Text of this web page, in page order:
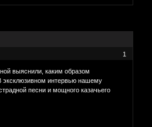
1
выяснили, каким образом
эксклюзивном интервью нашему
песни и мощного казачьего